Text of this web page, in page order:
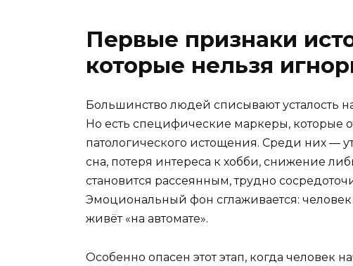
Первые признаки
которые нельзя
Большинство людей списывают усталость
Но есть специфические маркеры, которые
патологического истощения. Среди них —
сна, потеря интереса к хобби, снижение
становится рассеянным, трудно
Эмоциональный фон сглаживается: человек
живёт «на автомате».
Особенно опасен этот этап, когда человек